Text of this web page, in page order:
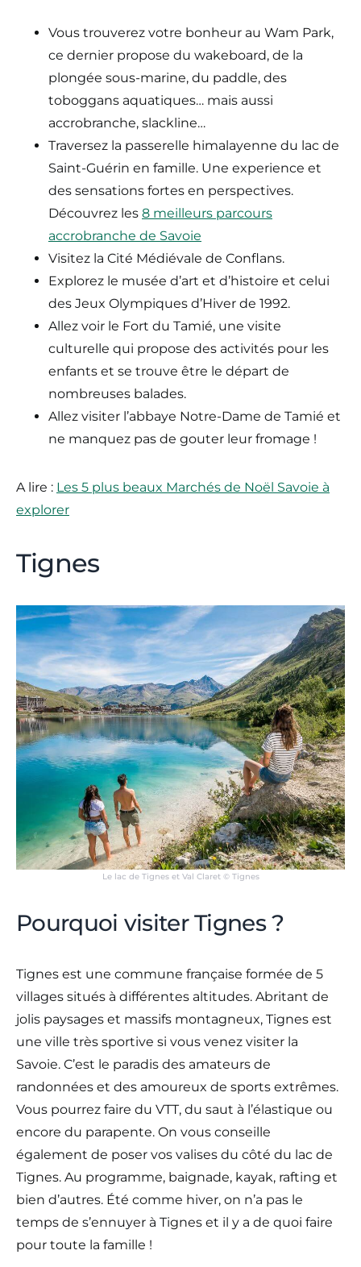
Vous trouverez votre bonheur au Wam Park,
ce dernier propose du wakeboard, de la
plongée sous-marine, du paddle, des
toboggans aquatiques… mais aussi
accrobranche, slackline…
Traversez la passerelle himalayenne du lac de
Saint-Guérin en famille. Une experience et
des sensations fortes en perspectives.
Découvrez les 8 meilleurs parcours
accrobranche de Savoie
Visitez la Cité Médiévale de Conflans.
Explorez le musée d’art et d’histoire et celui
des Jeux Olympiques d’Hiver de 1992.
Allez voir le Fort du Tamié, une visite
culturelle qui propose des activités pour les
enfants et se trouve être le départ de
nombreuses balades.
Allez visiter l’abbaye Notre-Dame de Tamié et
ne manquez pas de gouter leur fromage !
A lire : Les 5 plus beaux Marchés de Noël Savoie à
explorer
Tignes
Le lac de Tignes et Val Claret © Tignes
Pourquoi visiter Tignes ?
Tignes est une commune française formée de 5
villages situés à différentes altitudes. Abritant de
jolis paysages et massifs montagneux, Tignes est
une ville très sportive si vous venez visiter la
Savoie. C’est le paradis des amateurs de
randonnées et des amoureux de sports extrêmes.
Vous pourrez faire du VTT, du saut à l’élastique ou
encore du parapente. On vous conseille
également de poser vos valises du côté du lac de
Tignes. Au programme, baignade, kayak, rafting et
bien d’autres. Été comme hiver, on n’a pas le
temps de s’ennuyer à Tignes et il y a de quoi faire
pour toute la famille !